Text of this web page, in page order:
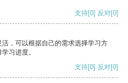
支持[0] 反对[0]
，可以根据自己的需求选择学习方
习进度。
支持[0] 反对[0]